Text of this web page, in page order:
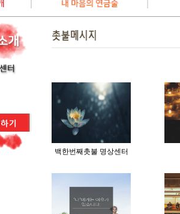
백한번째촛불 명상센터